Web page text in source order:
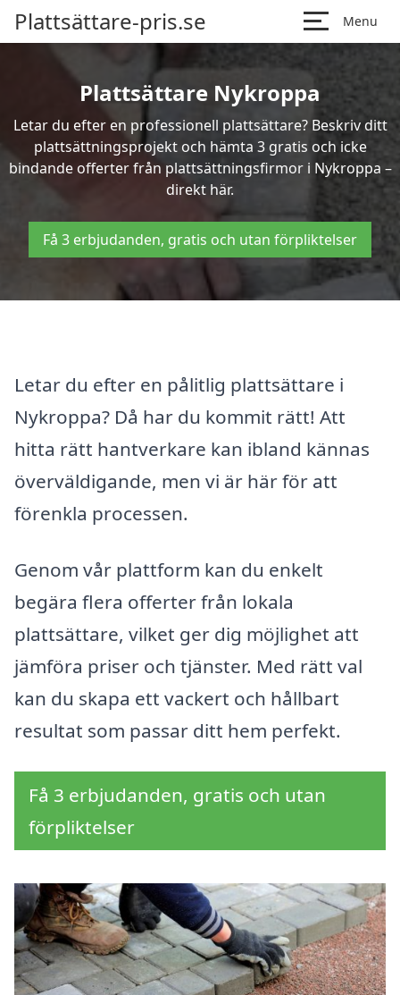
Plattsättare-pris.se Menu
Plattsättare Nykroppa
Letar du efter en professionell plattsättare? Beskriv ditt
plattsättningsprojekt och hämta 3 gratis och icke
bindande offerter från plattsättningsfirmor i Nykroppa –
direkt här.
Få 3 erbjudanden, gratis och utan förpliktelser
Letar du efter en pålitlig plattsättare i
Nykroppa? Då har du kommit rätt! Att
hitta rätt hantverkare kan ibland kännas
överväldigande, men vi är här för att
förenkla processen.
Genom vår plattform kan du enkelt
begära flera offerter från lokala
plattsättare, vilket ger dig möjlighet att
jämföra priser och tjänster. Med rätt val
kan du skapa ett vackert och hållbart
resultat som passar ditt hem perfekt.
Få 3 erbjudanden, gratis och utan
förpliktelser